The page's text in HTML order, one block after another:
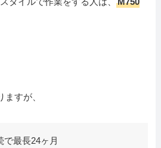
ますが、
で最長24ヶ月